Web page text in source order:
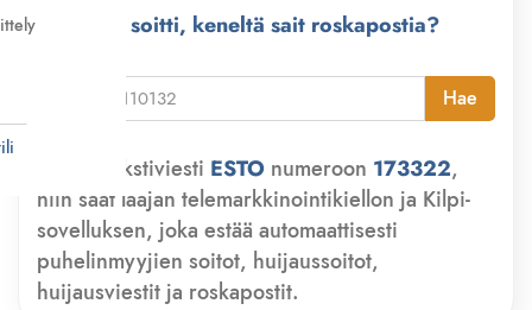
Kuka soitti, keneltä sait roskapostia?
Hae
Lähetä tekstiviesti ESTO numeroon 173322,
niin saat laajan telemarkkinointikiellon ja Kilpi-
sovelluksen, joka estää automaattisesti
puhelinmyyjien soitot, huijaussoitot,
huijausviestit ja roskapostit.